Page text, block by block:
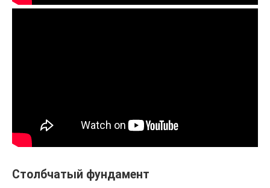
Столбчатый фундамент